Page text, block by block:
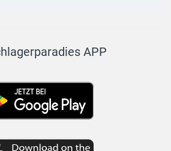
APP